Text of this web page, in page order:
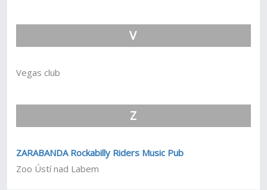
V
Vegas club
Z
ZARABANDA Rockabilly Riders Music Pub
Zoo Ústí nad Labem